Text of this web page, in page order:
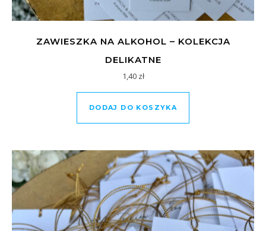
ZAWIESZKA NA ALKOHOL – KOLEKCJA
DELIKATNE
1,40 zł
DODAJ DO KOSZYKA